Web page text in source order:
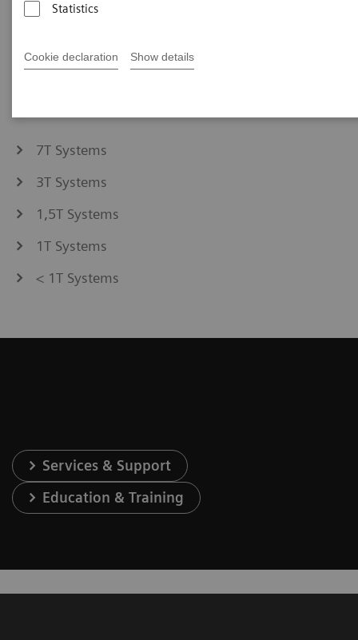
Statistics
Cookie declaration Show details
Go back to DICOM overview
7T Systems
3T Systems
1,5T Systems
1T Systems
< 1T Systems
Services & Support
Education & Training